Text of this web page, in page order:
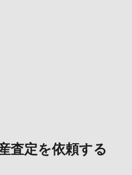
査定を依頼する